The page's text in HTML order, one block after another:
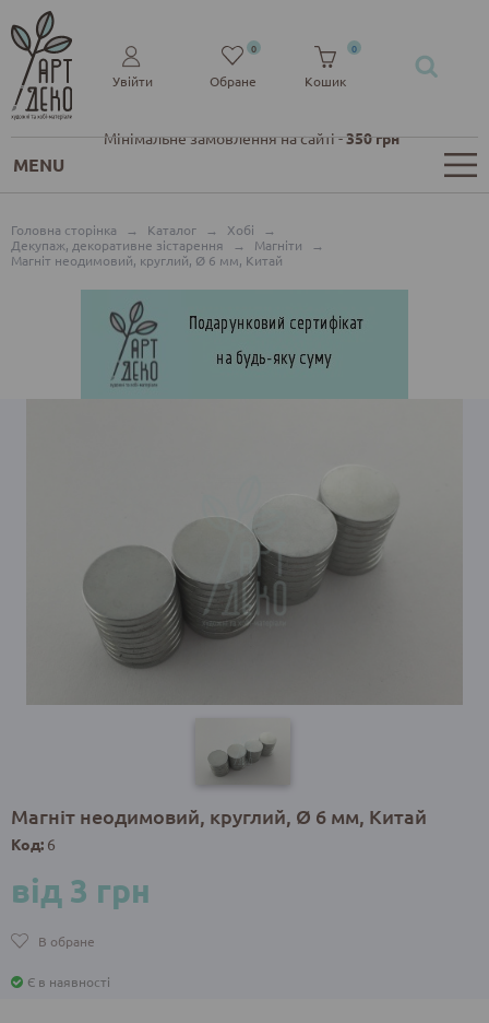
Мінімальне замовлення на сайті -350 грн
Увійти Обране
0
Кошик
0
MENU
Головна сторінка → Каталог → Хобі
→
Декупаж, декоративне зістарення
→ Магніти
→
Магніт неодимовий, круглий, Ø 6 мм, Китай
Магніт неодимовий, круглий, Ø 6 мм, Китай
Код: 6
від 3 грн
В обране
Є в наявності